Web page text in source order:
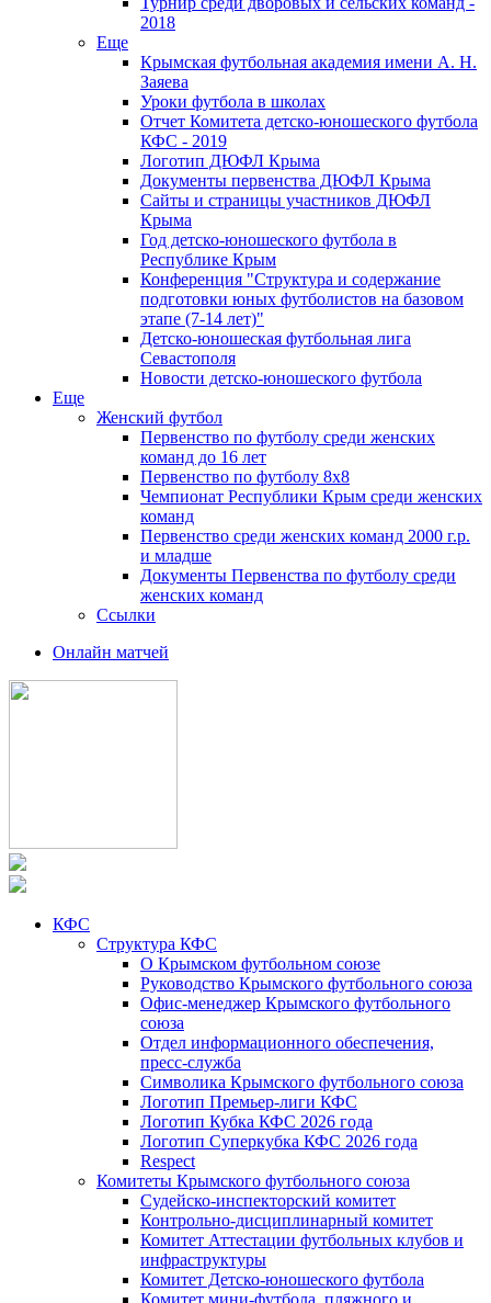
2018
Еще
Крымская футбольная академия имени А. Н.
Заяева
Уроки футбола в школах
Отчет Комитета детско-юношеского футбола
КФС - 2019
Логотип ДЮФЛ Крыма
Документы первенства ДЮФЛ Крыма
Сайты и страницы участников ДЮФЛ
Крыма
Год детско-юношеского футбола в
Республике Крым
Конференция "Структура и содержание
подготовки юных футболистов на базовом
этапе (7-14 лет)"
Детско-юношеская футбольная лига
Севастополя
Новости детско-юношеского футбола
Еще
Женский футбол
Первенство по футболу среди женских
команд до 16 лет
Первенство по футболу 8х8
Чемпионат Республики Крым среди женских
команд
Первенство среди женских команд 2000 г.р.
и младше
Документы Первенства по футболу среди
женских команд
Ссылки
Онлайн матчей
КФС
Структура КФС
О Крымском футбольном союзе
Руководство Крымского футбольного союза
Офис-менеджер Крымского футбольного
союза
Отдел информационного обеспечения,
пресс-служба
Символика Крымского футбольного союза
Логотип Премьер-лиги КФС
Логотип Кубка КФС 2026 года
Логотип Суперкубка КФС 2026 года
Respect
Комитеты Крымского футбольного союза
Судейско-инспекторский комитет
Контрольно-дисциплинарный комитет
Комитет Аттестации футбольных клубов и
инфраструктуры
Комитет Детско-юношеского футбола
Комитет мини-футбола, пляжного и